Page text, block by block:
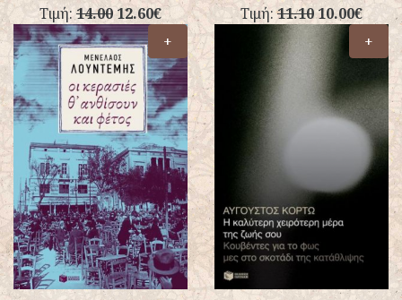
Τιμή: 14.0012.60€ Τιμή:11.1010.00€
+
+